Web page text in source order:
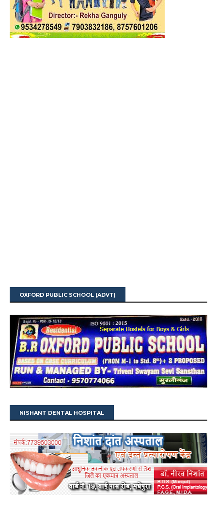
OXFORD PUBLIC SCHOOL (ADVT)
NISHANT DENTAL HOSPITAL